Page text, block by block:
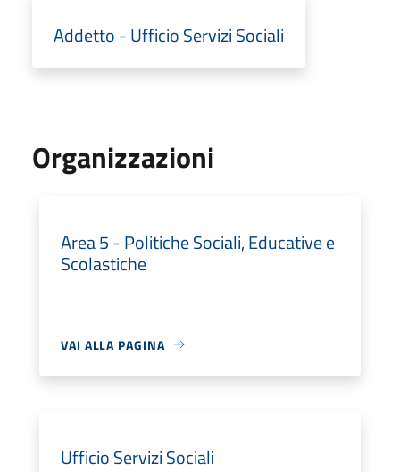
Addetto - Ufficio Servizi Sociali
Organizzazioni
Area 5 - Politiche Sociali, Educative e
Scolastiche
VAI ALLA PAGINA
Ufficio Servizi Sociali